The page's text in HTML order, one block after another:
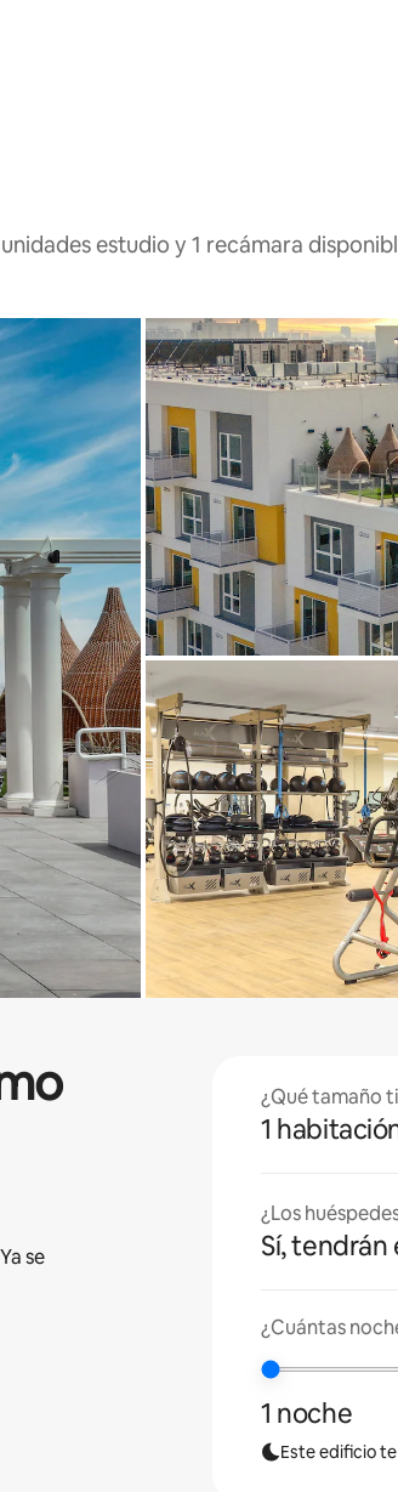
estudio y 1 recámara
se
¿Qué tamaño
1
¿Los
Sí, tendrán
¿Cuántas
1 noche
Este edificio